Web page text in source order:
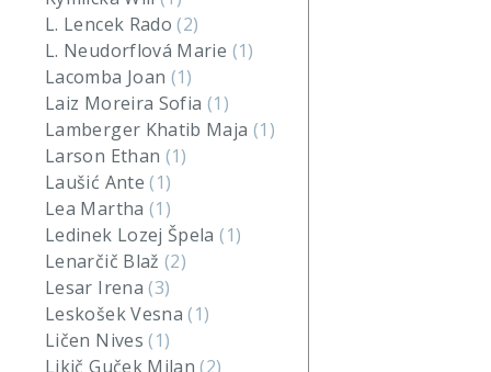
L. Lencek Rado(2)
L. Neudorflová Marie (1)
Lacomba Joan (1)
Laiz Moreira Sofia (1)
Lamberger Khatib Maja (1)
Larson Ethan (1)
Laušić Ante(1)
Lea Martha (1)
Ledinek Lozej Špela(1)
Lenarčič Blaž(2)
Lesar Irena(3)
Leskošek Vesna(1)
Ličen Nives(1)
Likič Guček Milan(2)